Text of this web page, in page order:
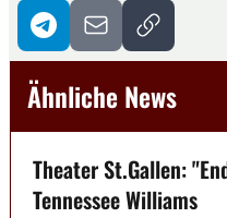
Ähnliche News
Theater St.Gallen:
Tennessee Williams